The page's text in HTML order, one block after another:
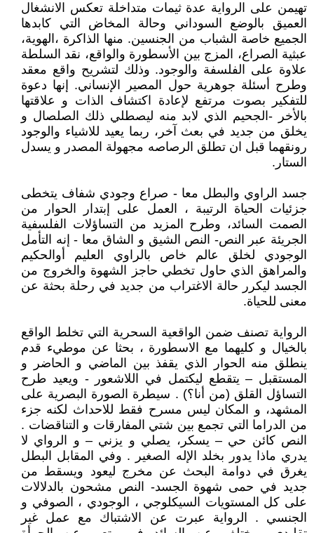
تهيمن على الرواية عدة ثيمات متداخلة تعكس الانشغال
العميق بالوضع السوداني وحالة المخاض التي كابدها
الجميع خاصة الشباب من الجنسين. منها الذاكرة ،الهوية،
عبثية الصراع، المزج بين الأسطورة والواقع، نقد السلطة
علاوة على الفلسفة والوجود. وذلك لتشريح واقع معقد
وطرح أسئلة جوهرية حول المصير الإنساني. إنها دعوة
للتفكير بصوت مرتفع لإعادة اكتشاف الذات و علاقتها
بالأخر -الجحيم الذي لابد منه ليصطلي ذلك الصلصال و
يخلق من جديد في بعث آخر، ربما يعيد للاشياء والوجود
رونقهما قبل ان تطلق الرصاصه مجهولة المصدر و يسدل
الستار.
جسد الراوي والبطل معا - صراع وجودي شفاف يتخطى
جزئيات الحياة الرتيبة ، العمل على إبتدار الحوار من
الصمت السائد، وطرح المزيد من التساؤلات الفلسفية
الجريئة عبر النص- النص الشيق و الشاق معا - إنه التأمل
الوجودي لخلق عالم خاص بالراوي العليم أوالحكيم
والمراهق الذي حاول تخطي حاجز الشهوة والخروج من
الجسد ليكرر حالة الاغتراب من جديد في رحلة بحثة عن
معنى للحياة.
الرواية تصنف ضمن الواقعية السحرية التي تخلط الواقع
بالخيال و كليهما مع الاسطورة ، بحثا عن موطيء قدم
ينطلق منه الحوار الذي يقفذ بين الماضي و الحاضر و
المستقبل – يتقطع ليكتمل في اللاشعور - ويعيد طرح
التساؤل القلق (من أنا؟) . سيطرة الصورة البصرية على
المشهد، و المكان ليس مسرح فقط للاحداث لكنه جزء
من الدراما التي تجمع بين شتي المفارقات و التناقضات .
النص كائن حي – يسكر، يصلي و يزني – و الرواي لا
يدري ماذا يدور بخلد الإله الصغير . وفي المقابل البطل
يغرق في دوامة البحث عن مخرج ليعود ويسقط من
جديد في حمى شهوة الجسد- النص مشحون بالدلالات
على كل المستويات السيكلوجي ، الوجودي ، الصوفي و
الجنسي . الرواية عبرت عن الاشتباك مع عمل غير